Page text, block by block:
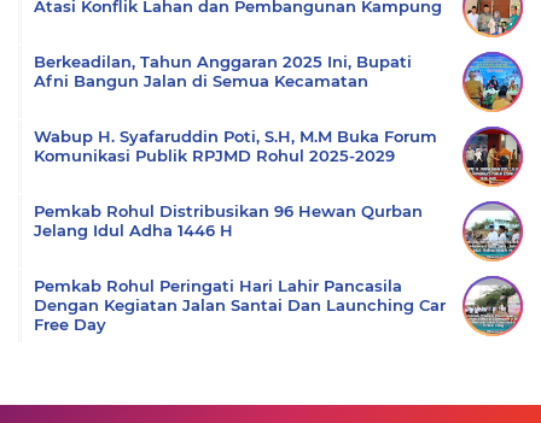
Atasi Konflik Lahan dan Pembangunan Kampung
Berkeadilan, Tahun Anggaran 2025 Ini, Bupati
Afni Bangun Jalan di Semua Kecamatan
Wabup H. Syafaruddin Poti, S.H, M.M Buka Forum
Komunikasi Publik RPJMD Rohul 2025-2029
Pemkab Rohul Distribusikan 96 Hewan Qurban
Jelang Idul Adha 1446 H
Pemkab Rohul Peringati Hari Lahir Pancasila
Dengan Kegiatan Jalan Santai Dan Launching Car
Free Day